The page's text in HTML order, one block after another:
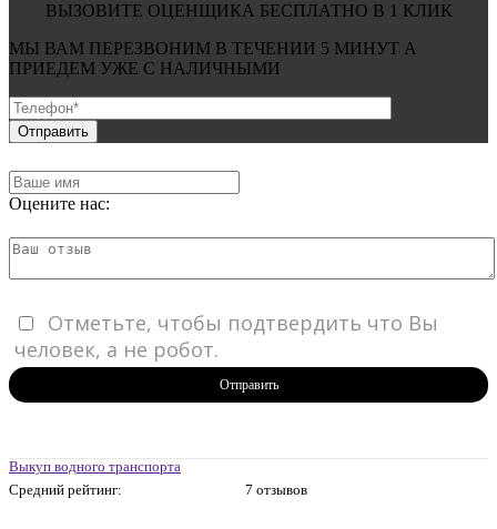
ВЫЗОВИТЕ ОЦЕНЩИКА БЕСПЛАТНО В 1 КЛИК
МЫ ВАМ ПЕРЕЗВОНИМ В ТЕЧЕНИИ 5 МИНУТ А
ПРИЕДЕМ УЖЕ С НАЛИЧНЫМИ
Оцените нас:
Отметьте, чтобы подтвердить что Вы
человек, а не робот.
Отправить
Выкуп водного транспорта
Средний рейтинг:
7 отзывов